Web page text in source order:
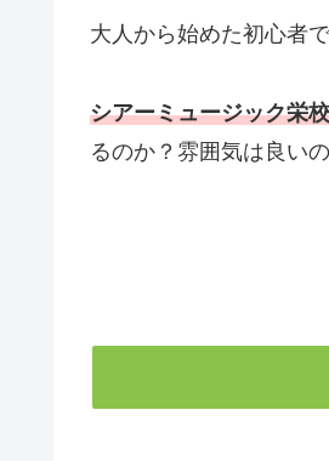
大人から始めた初心者
シアーミュージック栄
るのか？雰囲気は良い